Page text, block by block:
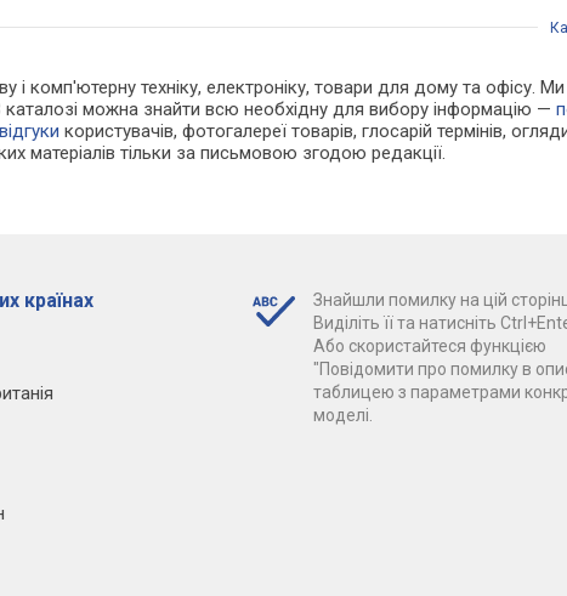
і комп'ютерну техніку, електроніку, товари для дому та
можна знайти всю необхідну для вибору інформацію —
відгуки користувачів, фотогалереї товарів, глосарій термінів,
матеріалів тільки за письмовою згодою редакції.
країнах
Знайшли помилку на цій
Виділіть її та натисніть
Або скористайтеся функцією
"Повідомити про помилку в
таблицею з параметрами
моделі.